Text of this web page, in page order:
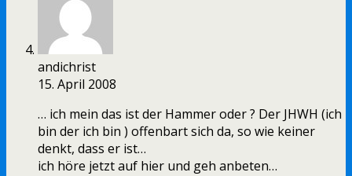
andichrist
15. April 2008
… ich mein das ist der Hammer oder ? Der JHWH (ich
bin der ich bin ) offenbart sich da, so wie keiner
denkt, dass er ist…
ich höre jetzt auf hier und geh anbeten…